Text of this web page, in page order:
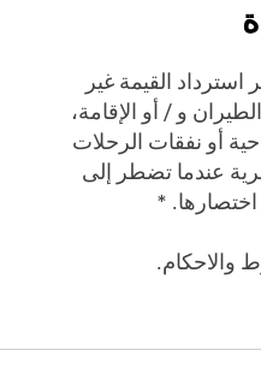
استرداد القيمة غير
و / أو الإقامة،
أو نفقات الرحلات
عندما تضطر إلى
اختصارها. *
والاحكام.